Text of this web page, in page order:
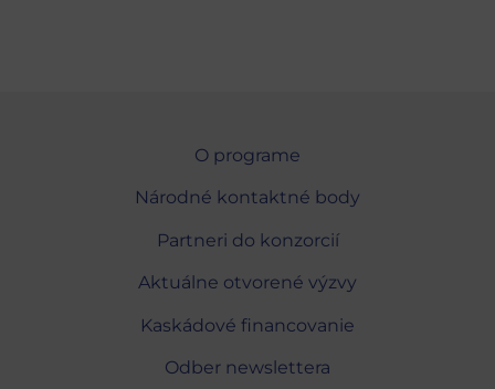
O programe
Národné kontaktné body
Partneri do konzorcií
Aktuálne otvorené výzvy
Kaskádové financovanie
Odber newslettera